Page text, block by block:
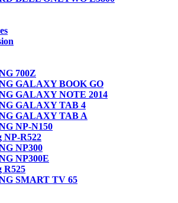
700Z
GALAXY BOOK GO
GALAXY NOTE 2014
GALAXY TAB 4
GALAXY TAB A
NP-N150
NP-R522
NP300
NP300E
R525
SMART TV 65